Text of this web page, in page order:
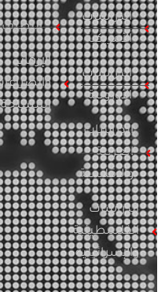
الدراسات
الأمريكية
الدراسات
الأوروبية
الدراسات
العربية
والإقليمية
الدراسات
الفلسطينية
والإسرائيلية
التطرف
الإرهاب
والصراعات
المسلحة